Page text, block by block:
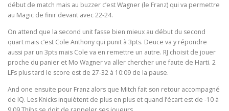
début de match mais au buzzer c’est Wagner (le Franz) qui va permettre
au Magic de finir devant avec 22-24.
On attend que la second unit fasse bien mieux au début du second
quart mais c’est Cole Anthony qui punit à 3pts. Deuce va y répondre
aussi par un 3pts mais Cole va en remettre un autre. RJ choisit de jouer
proche du panier et Mo Wagner va aller chercher une faute de Harti. 2
LFs plus tard le score est de 27-32 à 10:09 de la pause.
And one ensuite pour Franz alors que Mitch fait son retour accompagné
de IQ. Les Knicks inquiètent de plus en plus et quand l’écart est de -10 à